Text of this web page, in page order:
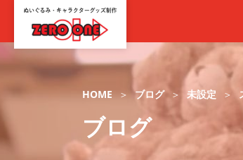
HOME ブログ 未設定
ブログ